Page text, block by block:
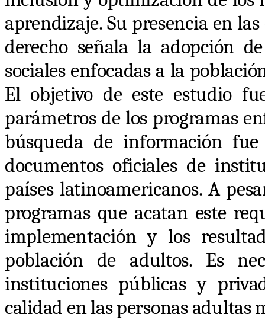
aprendizaje. Su presencia en
derecho señala la adopción
sociales enfocadas a la
El objetivo de este estudio
parámetros de los programas
búsqueda de información
documentos oficiales de
países latinoamericanos. A
programas que acatan este
implementación y los
población de adultos. Es
instituciones públicas y
calidad en las personas adultas